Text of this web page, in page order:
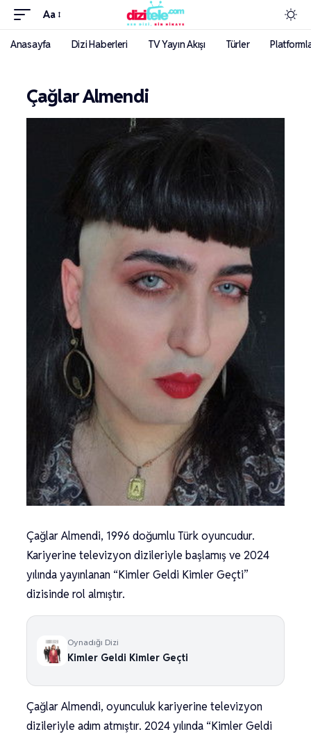
Aa
Anasayfa Dizi Haberleri TV Yayın Akışı Türler
Çağlar Almendi
Çağlar Almendi, 1996 doğumlu Türk oyuncudur.
Kariyerine televizyon dizileriyle başlamış ve 2024
yılında yayınlanan “Kimler Geldi Kimler Geçti”
dizisinde rol almıştır.
Oynadığı Dizi
Kimler Geldi Kimler Geçti
Çağlar Almendi, oyunculuk kariyerine televizyon
dizileriyle adım atmıştır. 2024 yılında “Kimler Geldi